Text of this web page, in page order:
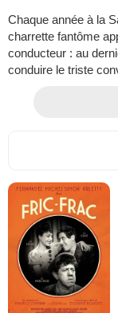
Chaque année à la
charrette fantôme
conducteur : au
conduire le triste